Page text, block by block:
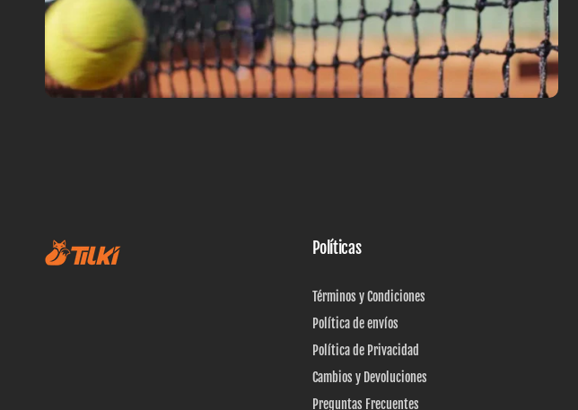
Políticas
Términos y Condiciones
Política de envíos
Política de Privacidad
Cambios y Devoluciones
Preguntas Frecuentes